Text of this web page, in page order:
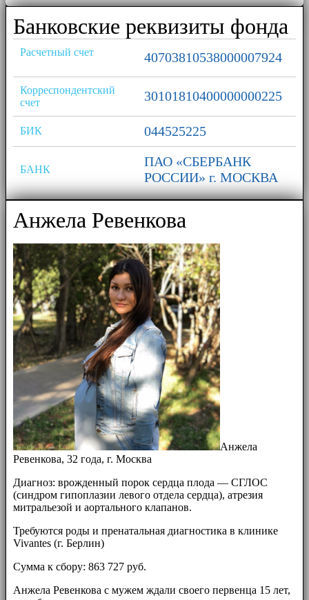
Банковские реквизиты фонда
Расчетный счет 40703810538000007924
Корреспондентский
счет
30101810400000000225
БИК 044525225
БАНК
ПАО «СБЕРБАНК
РОССИИ» г. МОСКВА
Анжела Ревенкова
Анжела
Ревенкова, 32 года, г. Москва
Диагноз: врожденный порок сердца плода — СГЛОС
(синдром гипоплазии левого отдела сердца), атрезия
митральезой и аортального клапанов.
Требуются роды и пренатальная диагностика в клинике
Vivantes (г. Берлин)
Сумма к сбору: 863 727 руб.
Анжела Ревенкова с мужем ждали своего первенца 15 лет,